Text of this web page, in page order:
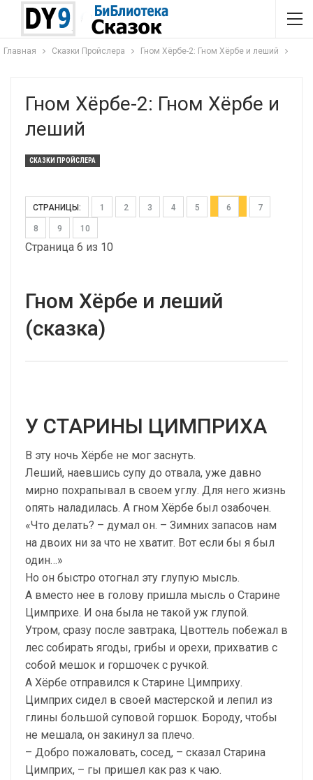
Главная Сказки Пройслера Гном Хёрбе-2: Гном Хёрбе и леший
Гном Хёрбе-2: Гном Хёрбе и
леший
СКАЗКИ ПРОЙСЛЕРА
СТРАНИЦЫ: 1 2 3 4 5 6 7
8 9 10
Страница 6 из 10
Гном Хёрбе и леший
(сказка)
У СТАРИНЫ ЦИМПРИХА
В эту ночь Хёрбе не мог заснуть.
Леший, наевшись супу до отвала, уже давно
мирно похрапывал в своем углу. Для него жизнь
опять наладилась. A гном Хёрбе был озабочен.
«Что делать? – думал он. – Зимних запасов нам
на двоих ни за что не хватит. Вот если бы я был
один…»
Но он быстро отогнал эту глупую мысль.
А вместо нее в голову пришла мысль о Старине
Цимприхе. И она была не такой уж глупой.
Утром, сразу после завтрака, Цвоттель побежал в
лес собирать ягоды, грибы и орехи, прихватив с
собой мешок и горшочек с ручкой.
А Хёрбе отправился к Старине Цимприху.
Цимприх сидел в своей мастерской и лепил из
глины большой суповой горшок. Бороду, чтобы
не мешала, он закинул за плечо.
– Добро пожаловать, сосед, – сказал Старина
Цимприх, – гы пришел как раз к чаю.